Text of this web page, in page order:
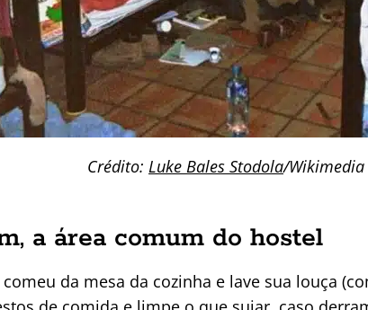
Crédito: Luke Bales Stodola/
a área comum do hostel
da mesa da cozinha e lave sua louça